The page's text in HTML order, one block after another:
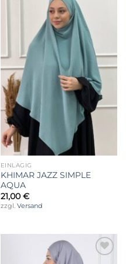
Wunschliste
EINLAGIG
KHIMAR JAZZ SIMPLE
AQUA
21,00 €
zzgl. Versand